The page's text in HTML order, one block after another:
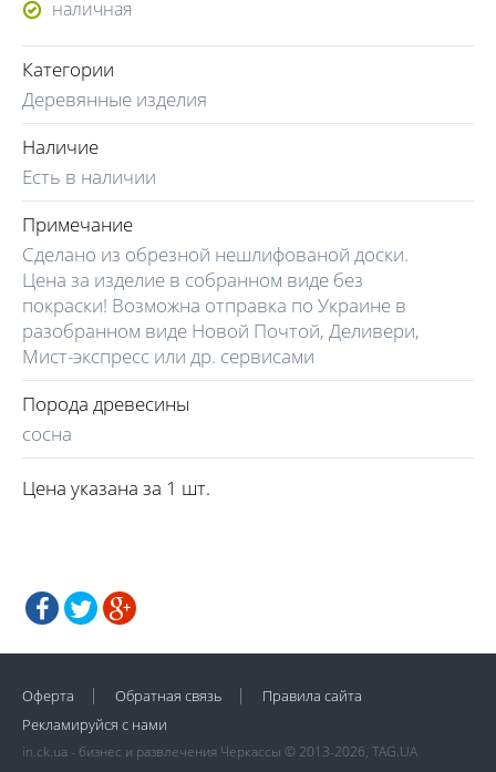
наличная
Категории
Деревянные изделия
Наличие
Есть в наличии
Примечание
Сделано из обрезной нешлифованой доски.
Цена за изделие в собранном виде без
покраски! Возможна отправка по Украине в
разобранном виде Новой Почтой, Деливери,
Мист-экспресс или др. сервисами
Порода древесины
сосна
Цена указана за 1 шт.
Оферта Обратная связь
Правила сайта
Рекламируйся с нами
in.ck.ua - бизнес и развлечения Черкассы © 2013-2026, TAG.UA